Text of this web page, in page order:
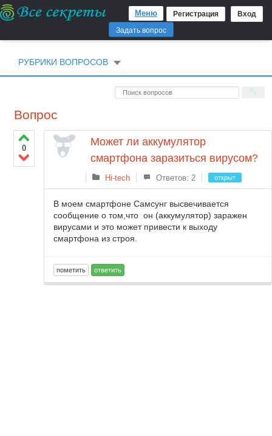
Регистрация Вход
Меню
Задать вопрос
РУБРИКИ ВОПРОСОВ
Вопрос
0
Может ли аккумулятор
смартфона заразиться вирусом?
Hi-tech Ответов: 2 открыт
В моем смартфоне Самсунг высвечивается
сообщение о том,что он (аккумулятор) заражен
вирусами и это может привести к выходу
смартфона из строя.